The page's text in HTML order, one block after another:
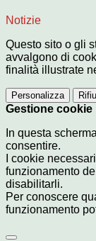
Notizie
Questo sito o gli
avvalgono di
finalità illustrate
Personalizza
Gestione cookie
In questa
consentire.
I cookie
funzionamento
disabilitarli.
Per conoscere
funzionamento